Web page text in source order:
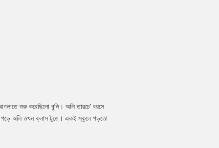
শুরু করেছিলো বুলি। অলি তারচে’ বয়সে
পড়ে অলি তখন ক্লাস টুতে। একই স্কুলে পড়তো
ঢুকতো অলির তখন ছুটি। তারপর সারাদিন